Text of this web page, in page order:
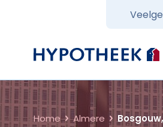
Terug naar home
Home Almere